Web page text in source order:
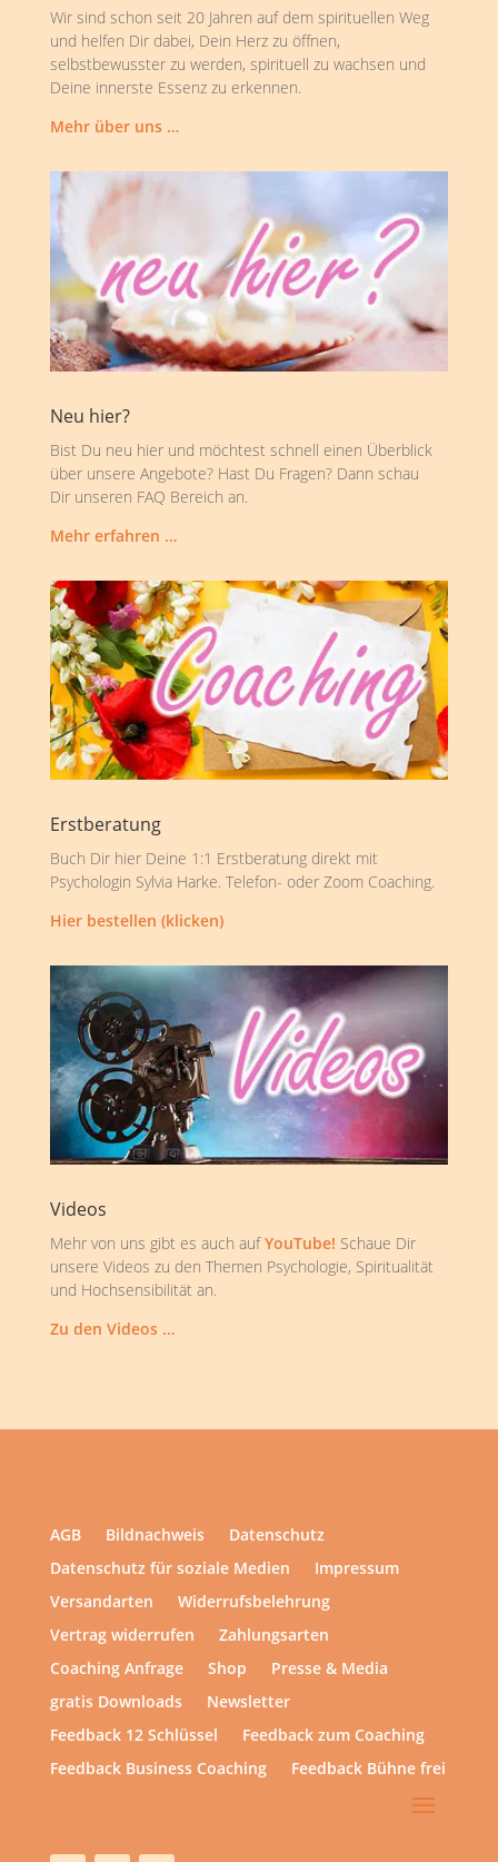
Wir sind schon seit 20 Jahren auf dem spirituellen Weg
und helfen Dir dabei, Dein Herz zu öffnen,
selbstbewusster zu werden, spirituell zu wachsen und
Deine innerste Essenz zu erkennen.
Mehr über uns …
Neu hier?
Bist Du neu hier und möchtest schnell einen Überblick
über unsere Angebote? Hast Du Fragen? Dann schau
Dir unseren FAQ Bereich an.
Mehr erfahren …
Erstberatung
Buch Dir hier Deine 1:1 Erstberatung direkt mit
Psychologin Sylvia Harke. Telefon- oder Zoom Coaching.
Hier bestellen (klicken)
Videos
Mehr von uns gibt es auch aufYouTube! Schaue Dir
unsere Videos zu den Themen Psychologie, Spiritualität
und Hochsensibilität an.
Zu den Videos …
AGB Bildnachweis
Datenschutz
Datenschutz für soziale Medien
Impressum
Versandarten
Widerrufsbelehrung
Vertrag widerrufen
Zahlungsarten
Coaching Anfrage
Shop
Presse & Media
gratis Downloads
Newsletter
Feedback 12 Schlüssel
Feedback zum Coaching
Feedback Business Coaching
Feedback Bühne frei